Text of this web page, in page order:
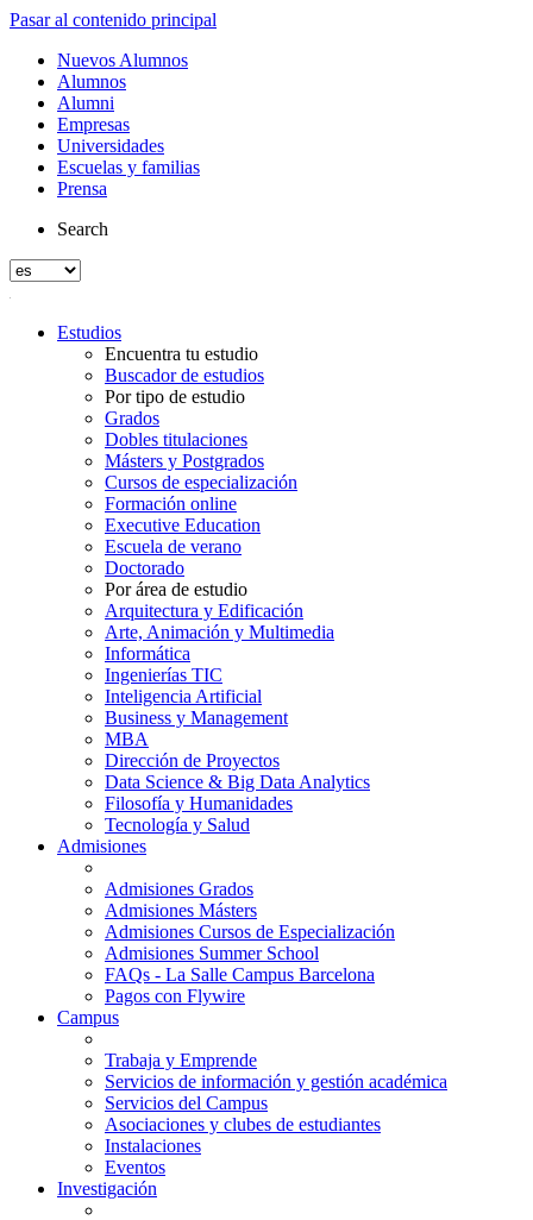
Pasar al contenido principal
Nuevos Alumnos
Alumnos
Alumni
Empresas
Universidades
Escuelas y familias
Prensa
Search
Estudios
Encuentra tu estudio
Buscador de estudios
Por tipo de estudio
Grados
Dobles titulaciones
Másters y Postgrados
Cursos de especialización
Formación online
Executive Education
Escuela de verano
Doctorado
Por área de estudio
Arquitectura y Edificación
Arte, Animación y Multimedia
Informática
Ingenierías TIC
Inteligencia Artificial
Business y Management
MBA
Dirección de Proyectos
Data Science & Big Data Analytics
Filosofía y Humanidades
Tecnología y Salud
Admisiones
Admisiones Grados
Admisiones Másters
Admisiones Cursos de Especialización
Admisiones Summer School
FAQs - La Salle Campus Barcelona
Pagos con Flywire
Campus
Trabaja y Emprende
Servicios de información y gestión académica
Servicios del Campus
Asociaciones y clubes de estudiantes
Instalaciones
Eventos
Investigación